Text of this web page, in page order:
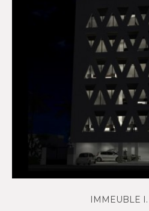
IMMEUBLE